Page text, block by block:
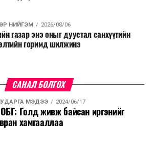
НИЙГЭМ 2026/08/06
газар энэ оныг дуустал санхүүгийн
горимд шилжинэ
САНАЛ БОЛГОХ
МЭДЭЭ 2024/06/17
Голд живж байсан иргэнийг
хамгааллаа